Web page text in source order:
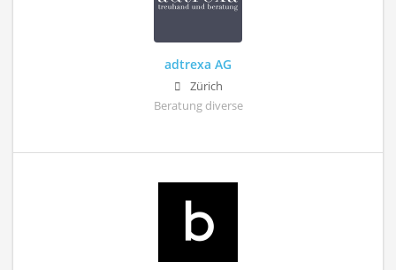
adtrexa AG
Zürich
Beratung diverse